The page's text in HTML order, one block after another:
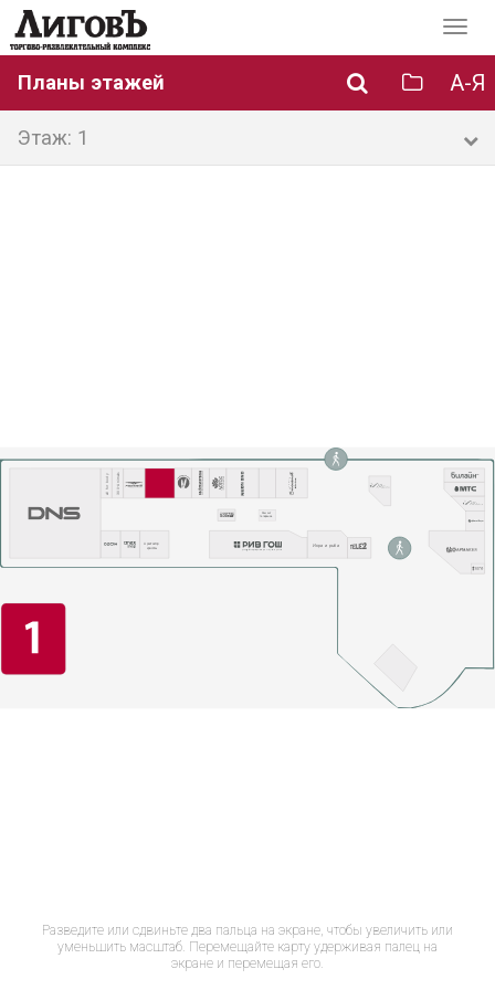
Планы этажей А-Я
Этаж: 1
Разведите или сдвиньте два пальца на экране, чтобы увеличить или
уменьшить масштаб. Перемещайте карту удерживая палец на
экране и перемещая его.